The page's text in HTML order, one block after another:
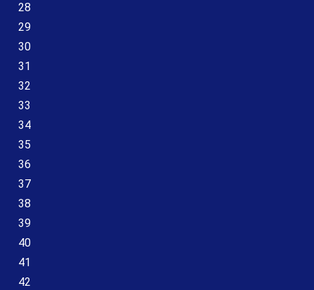
28
29
30
31
32
33
34
35
36
37
38
39
40
41
42